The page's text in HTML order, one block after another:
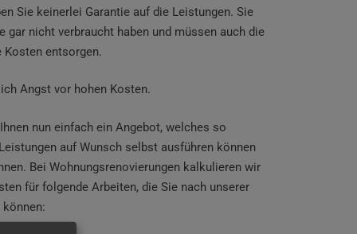
Sie keinerlei Garantie auf die Leistungen. Sie
gar nicht verbraucht haben und müssen auch die
entsorgen.
Angst vor hohen Kosten.
nun einfach ein Angebot, welches so
auf Wunsch selbst ausführen können
Bei Wohnungsrenovierungen kalkulieren wir
für folgende Arbeiten, die Sie nach unserer